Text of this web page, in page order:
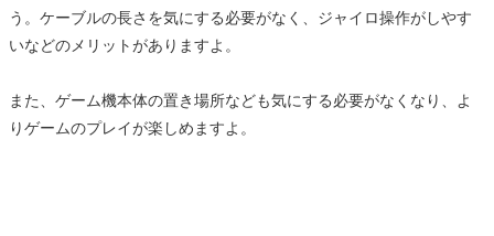
う。ケーブルの長さを気にする必要がなく、ジャイロ操作がしやす
いなどのメリットがありますよ。
また、ゲーム機本体の置き場所なども気にする必要がなくなり、よ
りゲームのプレイが楽しめますよ。